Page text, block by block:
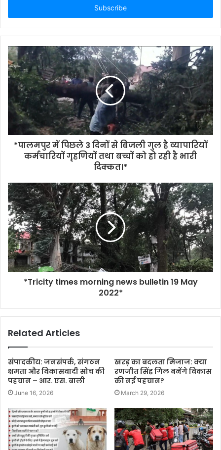
*पालमपुर में पिछले 3 दिनों से बिजली गुल है व्यापारियों
कर्मचारियों गृहणियों तथा बच्चों को हो रही है भारी
दिक्कत।*
*Tricity times morning news bulletin 19 May
2022*
Related Articles
संपादकीय: जनसंपर्क, संगठन
क्षमता और विकासवादी सोच की
पहचान – आर. एस. बाली
June 16, 2026
खरड़ का बदलता मिजाज: क्या
रणजीत सिंह गिल बनेंगे विकास
की नई पहचान?
March 29, 2026